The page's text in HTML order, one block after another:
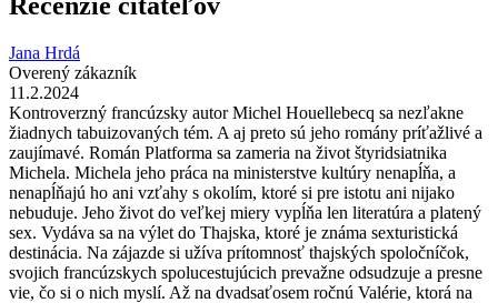
Jana Hrdá
Overený zákazník
11.2.2024
Kontroverzný francúzsky autor Michel Houellebecq sa nezľakne
žiadnych tabuizovaných tém. A aj preto sú jeho romány príťažlivé a
zaujímavé. Román Platforma sa zameria na život štyridsiatnika
Michela. Michela jeho práca na ministerstve kultúry nenapĺňa, a
nenapĺňajú ho ani vzťahy s okolím, ktoré si pre istotu ani nijako
nebuduje. Jeho život do veľkej miery vypĺňa len literatúra a platený
sex. Vydáva sa na výlet do Thajska, ktoré je známa sexturistická
destinácia. Na zájazde si užíva prítomnosť thajských spoločníčok,
svojich francúzskych spolucestujúcich prevažne odsudzuje a presne
vie, čo si o nich myslí. Až na dvadsaťosem ročnú Valérie, ktorá na